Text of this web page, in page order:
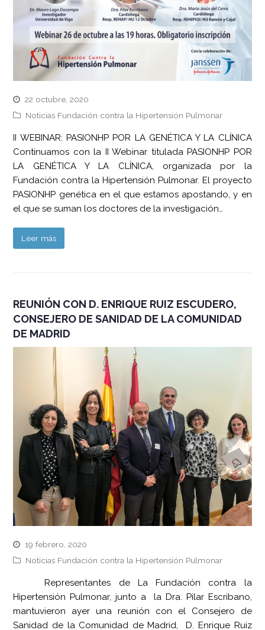
22 octubre, 2020
Noticias Fundación contra la Hipertensión Pulmonar
II WEBINAR: PASIONHP POR LA GENÉTICA Y LA CLÍNICA
Continuamos con la II Webinar titulada PASIONHP POR
LA GENÉTICA Y LA CLÍNICA, organizada por la
Fundación contra la Hipertensión Pulmonar. El proyecto
PASIONHP genética en el que estamos apostando, y en
el que se suman los doctores de la investigación…
Leer más
REUNIÓN CON D. ENRIQUE RUIZ ESCUDERO,
CONSEJERO DE SANIDAD DE LA COMUNIDAD
DE MADRID
19 febrero, 2020
Noticias Fundación contra la Hipertensión Pulmonar
Representantes de La Fundación contra la
Hipertensión Pulmonar, junto a la Dra. Pilar Escribano,
mantuvieron ayer una reunión con el Consejero de
Sanidad de la Comunidad de Madrid, D. Enrique Ruiz